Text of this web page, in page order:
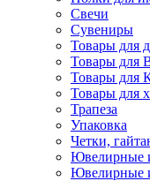
Свечи
Сувениры
Товары для
Товары для
Товары для
Товары для
Трапеза
Упаковка
Четки,
Ювелирные
Ювелирные